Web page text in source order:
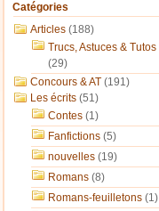
Catégories
Articles (188)
Trucs, Astuces & Tutos
(29)
Concours & AT (191)
Les écrits (51)
Contes (1)
Fanfictions (5)
nouvelles (19)
Romans (8)
Romans-feuilletons (1)